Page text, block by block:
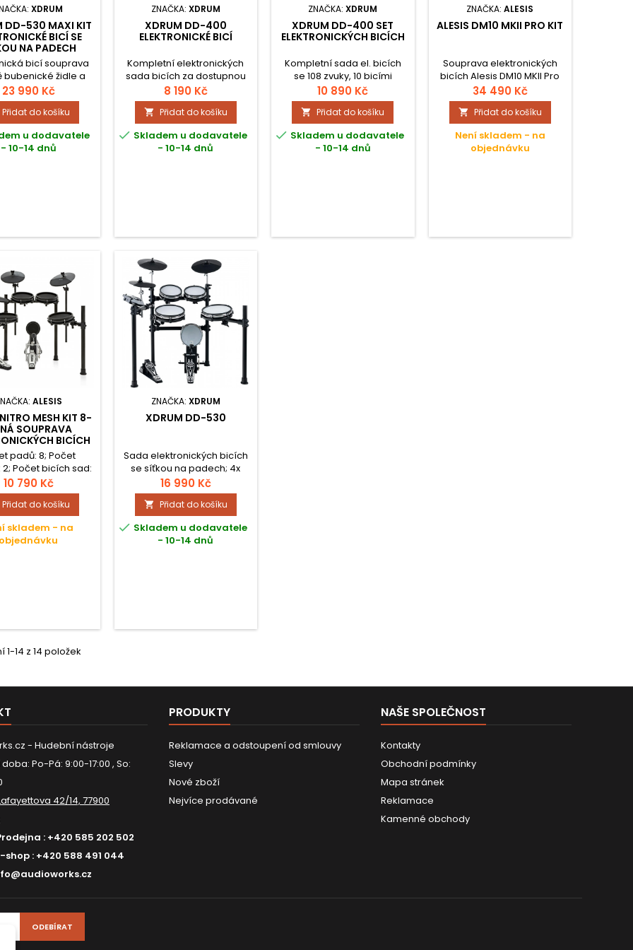
XDRUM
DD-530 MAXI KIT
BICÍ SE
NA PADECH
bicí souprava
bubenické židle a
sluchátek.
23 990 Kč
Přidat do košíku
u dodavatele
- 10-14 dnů
ZNAČKA: XDRUM
XDRUM DD-400
ELEKTRONICKÉ BICÍ
Kompletní elektronických
sada bicích za dostupnou
cenu, 108 zvuků, 10 bicích
sad, 40 skladeb, možnost
připojení sluchátek pro
tiché cvičení, zvukový
modul a pedály součástí.
8 190 Kč
 Přidat do košíku
 Skladem u dodavatele
- 10-14 dnů
ZNAČKA:XDRUM
XDRUM DD-400 SET
ELEKTRONICKÝCH BICÍCH
Kompletní sada el. bicích
se 108 zvuky, 10 bicími
sadami a 40 skladbami
včetně zvukového modulu a
pedálů. Set obsahuje
kompletní bicí sadu,
stoličku, sluchátka a paličky.
10 890 Kč
 Přidat do košíku
 Skladem u dodavatele
- 10-14 dnů
ZNAČKA:ALESIS
ALESIS DM10 MKII PRO KIT
Souprava elektronických
bicích Alesis DM10 MKII Pro
vyniká realistickým pocitem
ze hry a bohatou výbavou
do studia i na pódia. Věrný
pocit ze hry jako na
akustické bicí mají na
svědomí dvouzónové pady
34 490 Kč
 Přidat do košíku
Není skladem - na
objednávku
ALESIS
MESH KIT 8-
SOUPRAVA
BICÍCH
padů: 8; Počet
Počet bicích sad:
skladeb: 60;
aux in ; Výstupy: 1x
1x phones, 1x midi
Napájení: adaptér
Barva: černá
10 790 Kč
Přidat do košíku
skladem - na
objednávku
ZNAČKA: XDRUM
XDRUM DD-530
Sada elektronických bicích
se síťkou na padech; 4x
stereo pad; 3x činel pad; 1x
kick pad; 1x kick pedal; 1x Hi-
hat pad; drum modul.
16 990 Kč
 Přidat do košíku
 Skladem u dodavatele
- 10-14 dnů
1-14 z 14 položek
- Hudební nástroje
Po-Pá: 9:00-17:00 , So:
42/14, 77900
: +420 585 202 502
shop : +420 588 491 044
PRODUKTY
Reklamace a odstoupení od smlouvy
Slevy
Nové zboží
Nejvíce prodávané
NAŠE SPOLEČNOST
Kontakty
Obchodní podmínky
Mapa stránek
Reklamace
Kamenné obchody